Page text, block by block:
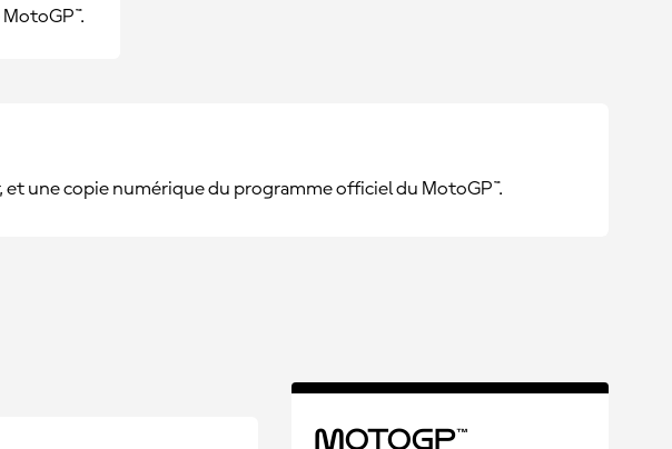
et une copie numérique du programme officiel du MotoGP™.
MotoGP™